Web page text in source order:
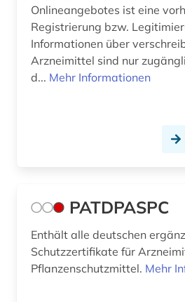
Onlineangebotes ist eine
Registrierung bzw.
Informationen über
Arzneimittel sind nur
d... Mehr Informationen
PATDPASPC
Enthält alle deutschen
Schutzzertifikate für
Pflanzenschutzmittel. Mehr